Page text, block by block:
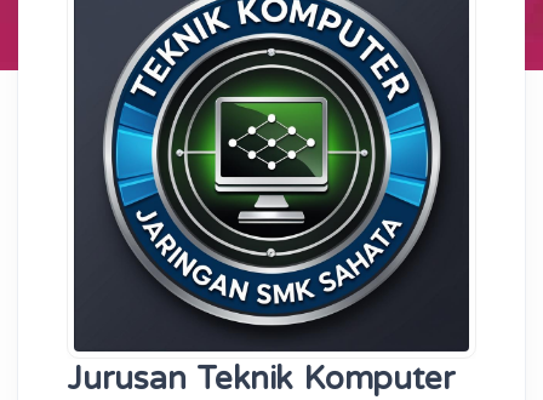
Jurusan Teknik Komputer